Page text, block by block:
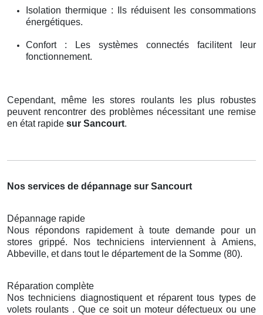
Isolation thermique : Ils réduisent les consommations
énergétiques.
Confort : Les systèmes connectés facilitent leur
fonctionnement.
Cependant, même les stores roulants les plus robustes
peuvent rencontrer des problèmes nécessitant une remise
en état rapide sur Sancourt.
Nos services de dépannage sur Sancourt
Dépannage rapide
Nous répondons rapidement à toute demande pour un
stores grippé. Nos techniciens interviennent à Amiens,
Abbeville, et dans tout le département de la Somme (80).
Réparation complète
Nos techniciens diagnostiquent et réparent tous types de
volets roulants . Que ce soit un moteur défectueux ou une